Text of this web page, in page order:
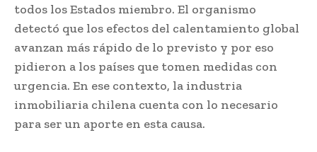
todos los Estados miembro. El organismo
detectó que los efectos del calentamiento global
avanzan más rápido de lo previsto y por eso
pidieron a los países que tomen medidas con
urgencia. En ese contexto, la industria
inmobiliaria chilena cuenta con lo necesario
para ser un aporte en esta causa.